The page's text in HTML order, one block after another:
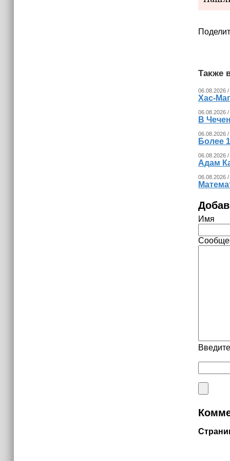
Также
06.08.2026
Хас-
06.08.2026
В
06.08.2026
Более
06.08.2026
Адам
06.08.2026
Имя